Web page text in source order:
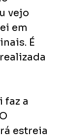
vejo
em
É
faz a
estreia